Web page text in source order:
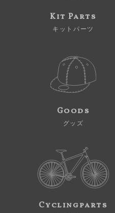
Kit Parts
キットパーツ
Goods
グッズ
Cyclingparts